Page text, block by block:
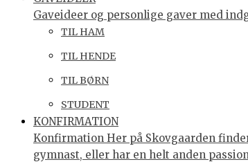
Gaveideer og personlige gaver med
TIL HAM
TIL HENDE
TIL BØRN
STUDENT
KONFIRMATION
Konfirmation Her på Skovgaarden
gymnast, eller har en helt anden